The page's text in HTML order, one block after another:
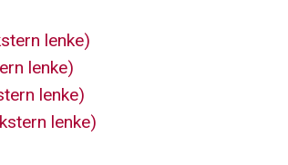
lenke)
lenke)
lenke)
lenke)